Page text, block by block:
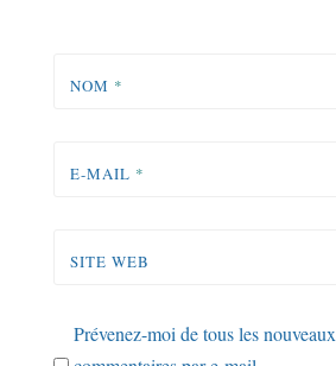
NOM *
E-MAIL *
SITE WEB
Prévenez-moi de tous les nouveaux